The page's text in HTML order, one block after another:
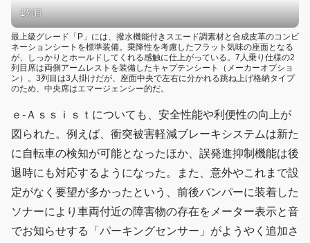
1列目
最上級グレード「P」には、撥水機能付きスエード調素材と合成皮革のコンビ
ネーションシートを標準装備。乗降性を考慮したフラット気味の座面となる
が、しっかりとホールドしてくれる感触に仕上がっている。7人乗り仕様の2
列目席は両側アームレストを装備したキャプテンシート（メーカーオプショ
ン）。3列目は3人掛けだが、座面中央で左右に分かれる跳ね上げ格納タイプ
のため、中央席はエマージェンシー的だ。
ｅ-Ａｓｓｉｓｔについても、安全性能や利便性の向上が
図られた。例えば、衝突被害軽減ブレーキシステムは新た
に自転車の検知が可能となったほか、誤発進抑制機能は後
退時にも対応するようになった。また、意外やこれまで設
定がなく要望が多かったという、前後バンパーに装着した
ソナーにより車両付近の障害物の存在をメーター表示と音
でお知らせする「パーキングセンサー」がようやく追加さ